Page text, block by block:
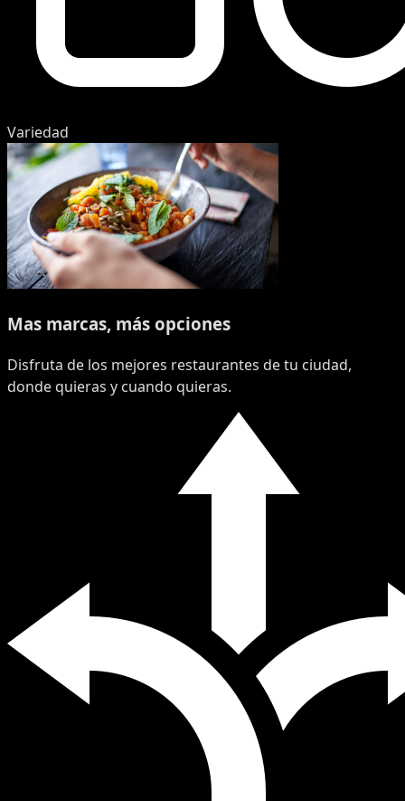
Variedad
Mas marcas, más opciones
Disfruta de los mejores restaurantes de tu ciudad,
donde quieras y cuando quieras.